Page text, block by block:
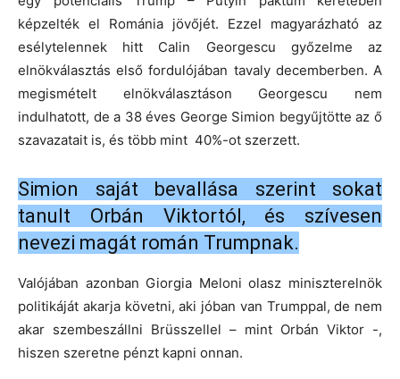
képzelték el Románia jövőjét. Ezzel magyarázható az
esélytelennek hitt Calin Georgescu győzelme az
elnökválasztás első fordulójában tavaly decemberben. A
megismételt elnökválasztáson Georgescu nem
indulhatott, de a 38 éves George Simion begyűjtötte az ő
szavazatait is, és több mint 40%-ot szerzett.
Simion saját bevallása szerint sokat
tanult Orbán Viktortól, és szívesen
nevezi magát román Trumpnak.
Valójában azonban Giorgia Meloni olasz miniszterelnök
politikáját akarja követni, aki jóban van Trumppal, de nem
akar szembeszállni Brüsszellel – mint Orbán Viktor -,
hiszen szeretne pénzt kapni onnan.